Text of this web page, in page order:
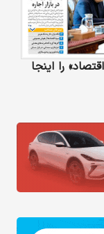
را اینجا